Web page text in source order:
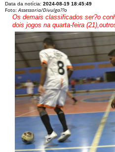
Data da notícia: 2024-08-19 18:45:49
Foto:Assessoria/Divulga??o
Os demais classificados ser?o
dois jogos na quarta-feira